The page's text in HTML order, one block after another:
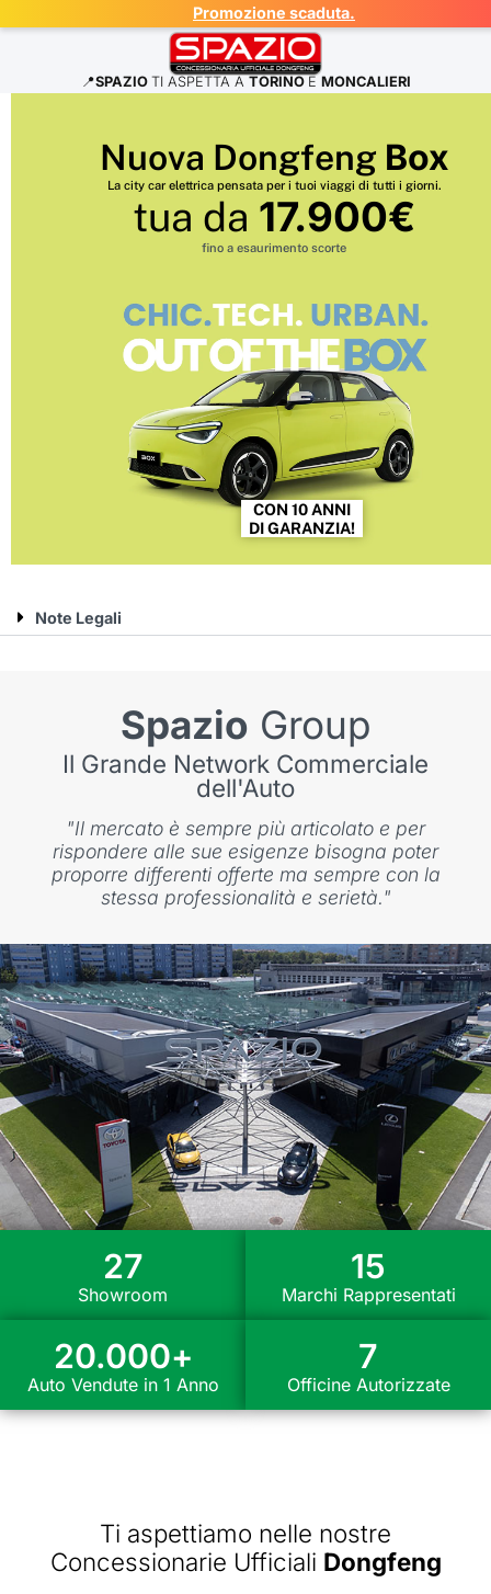
Promozione scaduta.
📍SPAZIO TI ASPETTA A TORINO E MONCALIERI
Nuova Dongfeng Box
La city car elettrica pensata per i tuoi viaggi di tutti i giorni.
tua da 17.900€
fino a esaurimento scorte
CON 10 ANNI
DI GARANZIA!
Note Legali
Spazio Group
Il Grande Network Commerciale
dell'Auto
"Il mercato è sempre più articolato e per
rispondere alle sue esigenze bisogna poter
proporre differenti offerte ma sempre con la
stessa professionalità e serietà."
Showroom
27
Marchi Rappresentati
15
Auto Vendute in 1 Anno
20.000+
Officine Autorizzate
7
Ti aspettiamo nelle nostre
Concessionarie Ufficiali Dongfeng